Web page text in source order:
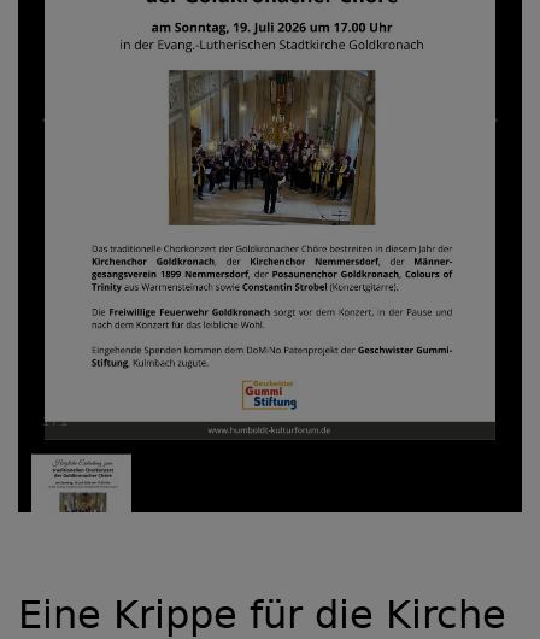
1/1
Eine Krippe für die Kirche